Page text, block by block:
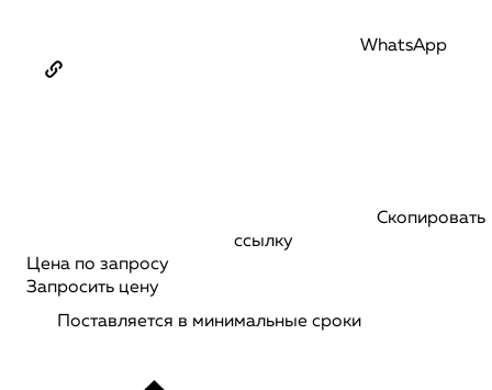
WhatsApp
Скопировать
ссылку
Цена по запросу
Запросить цену
Поставляется в минимальные сроки